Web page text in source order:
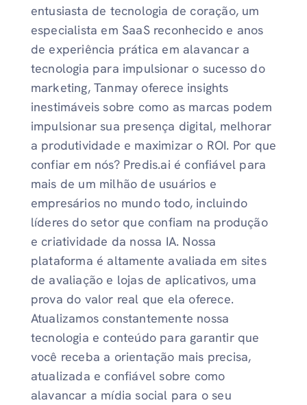
entusiasta de tecnologia de coração, um
especialista em SaaS reconhecido e anos
de experiência prática em alavancar a
tecnologia para impulsionar o sucesso do
marketing, Tanmay oferece insights
inestimáveis ​​sobre como as marcas podem
impulsionar sua presença digital, melhorar
a produtividade e maximizar o ROI. Por que
confiar em nós? Predis.ai é confiável para
mais de um milhão de usuários e
empresários no mundo todo, incluindo
líderes do setor que confiam na produção
e criatividade da nossa IA. Nossa
plataforma é altamente avaliada em sites
de avaliação e lojas de aplicativos, uma
prova do valor real que ela oferece.
Atualizamos constantemente nossa
tecnologia e conteúdo para garantir que
você receba a orientação mais precisa,
atualizada e confiável sobre como
alavancar a mídia social para o seu